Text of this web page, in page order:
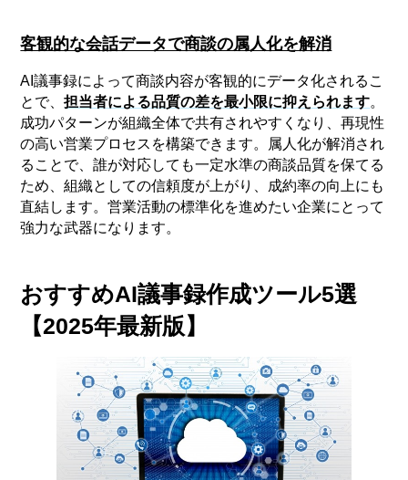
客観的な会話データで商談の属人化を解消
AI議事録によって商談内容が客観的にデータ化されるこ
とで、担当者による品質の差を最小限に抑えられます。
成功パターンが組織全体で共有されやすくなり、再現性
の高い営業プロセスを構築できます。属人化が解消され
ることで、誰が対応しても一定水準の商談品質を保てる
ため、組織としての信頼度が上がり、成約率の向上にも
直結します。営業活動の標準化を進めたい企業にとって
強力な武器になります。
おすすめAI議事録作成ツール5選
【2025年最新版】